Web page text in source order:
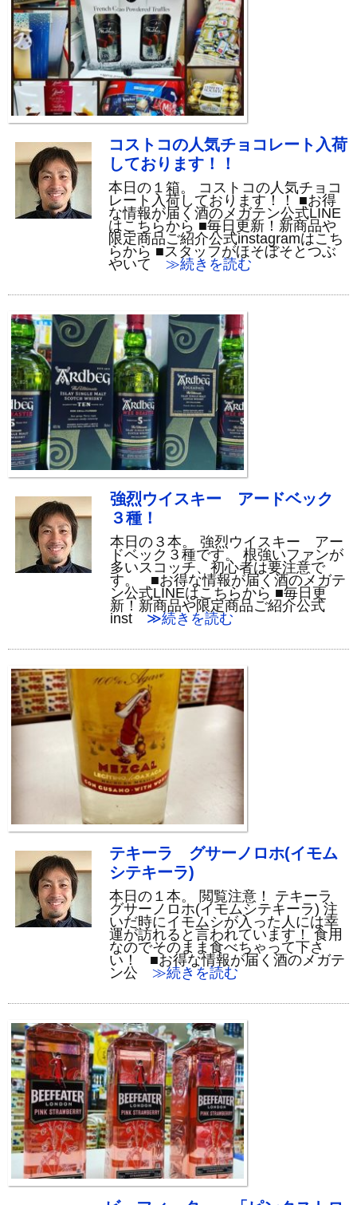
コストコの人気チョコレート入荷
しております！！
本日の１箱。 コストコの人気チョコ
レート入荷しております！！ ■お得
な情報が届く酒のメガテン公式LINE
はこちらから ■毎日更新！新商品や
限定商品ご紹介公式instagramはこち
らから ■スタッフがほそぼそとつぶ
やいて ≫続きを読む
強烈ウイスキー アードベック
３種！
本日の３本。 強烈ウイスキー アー
ドベック３種です。 根強いファンが
多いスコッチ、初心者は要注意で
す。 ■お得な情報が届く酒のメガテ
ン公式LINEはこちらから ■毎日更
新！新商品や限定商品ご紹介公式
inst ≫続きを読む
テキーラ グサーノロホ(イモム
シテキーラ)
本日の１本。 閲覧注意！ テキーラ
グサーノロホ(イモムシテキーラ) 注
いだ時にイモムシが入った人には幸
運が訪れると言われています！ 食用
なのでそのまま食べちゃって下さ
い！ ■お得な情報が届く酒のメガテ
ン公 ≫続きを読む